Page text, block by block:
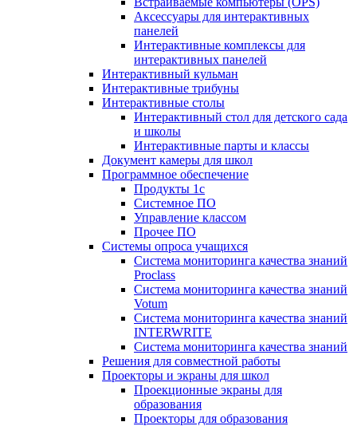
Аксессуары для интерактивных
панелей
Интерактивные комплексы для
интерактивных панелей
Интерактивный кульман
Интерактивные трибуны
Интерактивные столы
Интерактивный стол для детского сада
и школы
Интерактивные парты и классы
Документ камеры для школ
Программное обеспечение
Продукты 1с
Системное ПО
Управление классом
Прочее ПО
Системы опроса учащихся
Система мониторинга качества знаний
Proclass
Система мониторинга качества знаний
Votum
Система мониторинга качества знаний
INTERWRITE
Система мониторинга качества знаний
Решения для совместной работы
Проекторы и экраны для школ
Проекционные экраны для
образования
Проекторы для образования